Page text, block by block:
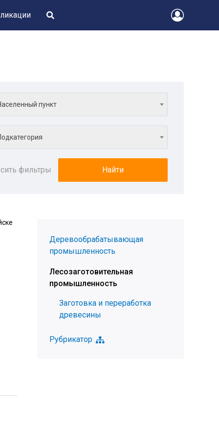
пункт
фильтры
Деревообрабатывающая
промышленность
Лесозаготовительная
промышленность
Заготовка и переработка
древесины
Рубрикатор